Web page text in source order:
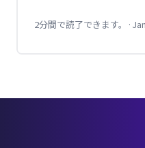
のオンライン申請
2分間で読了できます。 ·